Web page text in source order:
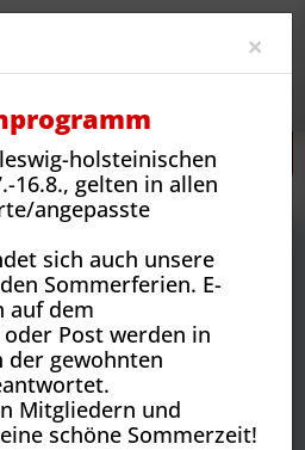
Wir sind der Verein – Etienne Moch
×
holsteinischen
16.8., gelten in allen
angepasste
sich auch unsere
Sommerferien. E-
auf dem
Post werden in
der gewohnten
Mitgliedern und
schöne Sommerzeit!